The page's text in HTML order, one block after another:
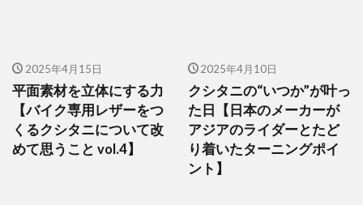
2025年4月15日
平面素材を立体にする力
【バイク専用レザーをつ
くるクシタニについて改
めて思うこと vol.4】
2025年4月10日
クシタニの“いつか”が叶っ
た日【日本のメーカーが
アジアのライダーとたど
り着いたターニングポイ
ント】